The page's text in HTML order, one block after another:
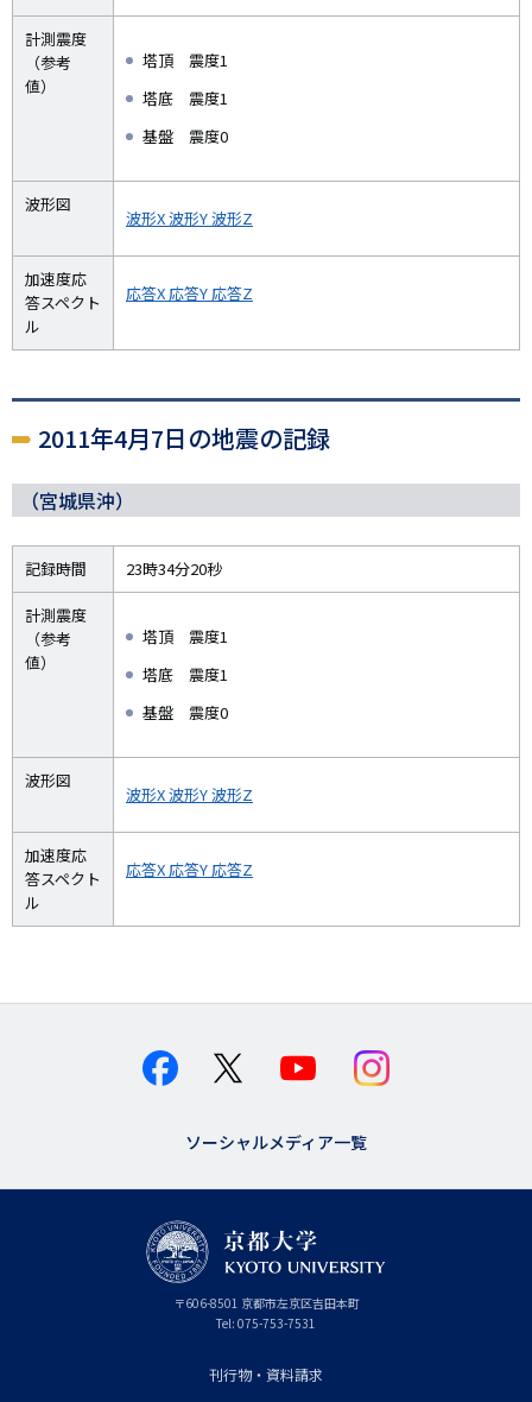
計測震度
（参考
値）
塔頂 震度1
塔底 震度1
基盤 震度0
波形図
波形X波形Y波形Z
加速度応
答スペクト
ル
応答X 応答Y 応答Z
2011年4月7日の地震の記録
（宮城県沖）
記録時間 23時34分20秒
計測震度
（参考
値）
塔頂 震度1
塔底 震度1
基盤 震度0
波形図
波形X波形Y波形Z
加速度応
答スペクト
ル
応答X 応答Y 応答Z
ソーシャルメディア一覧
〒606-8501 京
都
府
京都市左京区吉田本町
Tel: 075-753-7531
刊行物・資料請求